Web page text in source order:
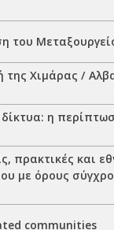
του
της Χιμάρας /
η
πρακτικές και
με όρους
communities